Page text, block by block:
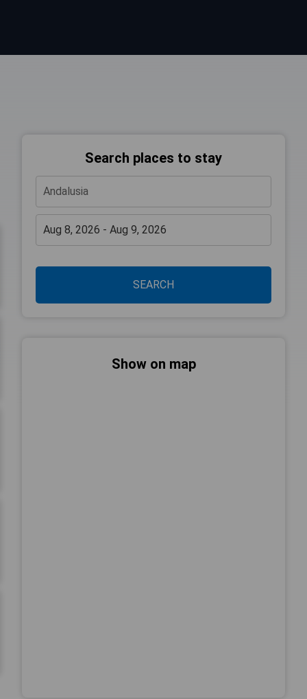
Search places to stay
SEARCH
Show on map